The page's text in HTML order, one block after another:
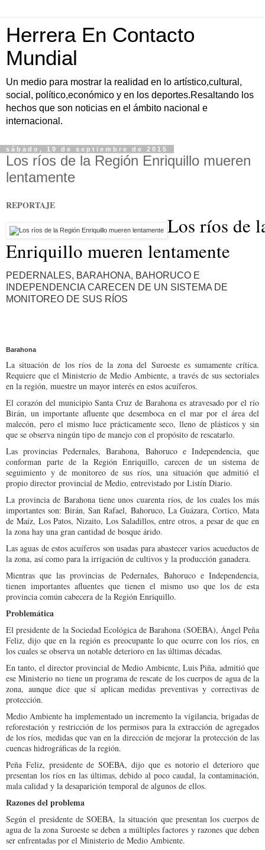
Herrera En Contacto
Mundial
Un medio para mostrar la realidad en lo artístico,cultural,
social, político,económico y en los deportes.Resaltando los
hechos que son noticias en el ámbito nacional e
internacional.
sábado, 19 de septiembre de 2015
Los ríos de la Región Enriquillo mueren
lentamente
REPORTAJE
Los ríos de
Enriquillo mueren lentamente
PEDERNALES, BARAHONA, BAHORUCO E
INDEPENDENCIA CARECEN DE UN SISTEMA DE
MONITOREO DE SUS RÍOS
Barahona
La situación de los ríos de la zona del Suroeste es sumamente crítica.
Requiere que el Ministerio de Medio Ambiente, a través de sus sectoriales
en la región, muestre un mayor interés en estos acuíferos.
El corazón del municipio Santa Cruz de Barahona es atravesado por el río
Birán, un importante afluente que desemboca en el mar por el área del
malecón, pero el mismo luce prácticamente seco, lleno de plásticos y sin
que se observa ningún tipo de manejo con el propósito de rescatarlo.
Las provincias Pedernales, Barahona, Bahoruco e Independencia, que
conforman parte de la Región Enriquillo, carecen de un sistema de
seguimiento y de monitoreo de sus ríos, una situación que admitió el
propio director provincial de Medio, entrevistado por Listín Diario.
La provincia de Barahona tiene unos cuarenta ríos, de los cuales los más
importantes son: Birán, San Rafael, Bahoruco, La Guázara, Cortico, Mata
de Maíz, Los Patos, Nizaito, Los Saladillos, entre otros, a pesar de que en
la zona hay una gran cantidad de bosque árido.
Las aguas de estos acuíferos son usadas para abastecer varios acueductos de
la zona, así como para la irrigación de cultivos y la producción ganadera.
Mientras que las provincias de Pedernales, Bahoruco e Independencia,
tienen importantes afluentes que tienen el mismo uso que los de esta
provincia común cabecera de la Región Enriquillo.
Problemática
El presidente de la Sociedad Ecológica de Barahona (SOEBA), Ángel Peña
Feliz, dijo que en la región es preocupante lo que ocurre con los ríos, en
los cuales se observa un notable deterioro en las últimas décadas.
En tanto, el director provincial de Medio Ambiente, Luis Piña, admitió que
ese Ministerio no tiene un programa de rescate de los cuerpos de agua de la
zona, aunque dice que sí aplican medidas preventivas y correctivas de
protección.
Medio Ambiente ha implementado un incremento la vigilancia, brigadas de
reforestación y restricción de los permisos para la extracción de agregados
de los ríos, medidas que van en la dirección de mejorar la protección de las
cuencas hidrográficas de la región.
Peña Feliz, presidente de SOEBA, dijo que es notorio el deterioro que
presentan los ríos en las últimas, debido al poco caudal, la contaminación,
mala calidad y la desaparición temporal de algunos de ellos.
Razones del problema
Según el presidente de SOEBA, la situación que presentan los cuerpos de
agua de la zona Suroeste se deben a múltiples factores y razones que deben
ser enfrentadas por el Ministerio de Medio Ambiente.